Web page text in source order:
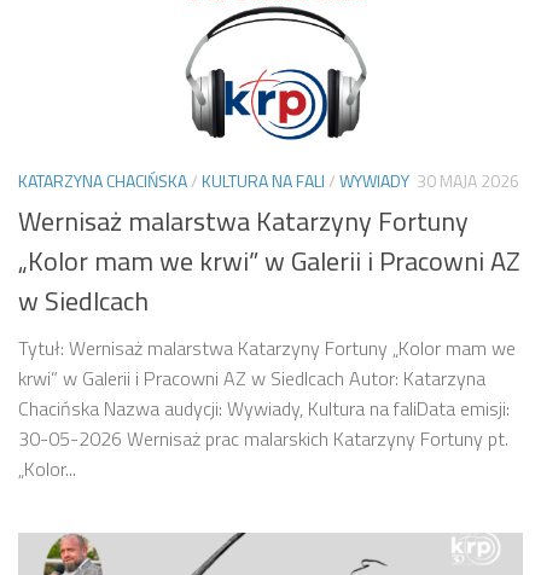
KATARZYNA CHACIŃSKA/KULTURA NA FALI/WYWIADY 30 MAJA 2026
Wernisaż malarstwa Katarzyny Fortuny
„Kolor mam we krwi” w Galerii i Pracowni AZ
w Siedlcach
Tytuł: Wernisaż malarstwa Katarzyny Fortuny „Kolor mam we
krwi” w Galerii i Pracowni AZ w Siedlcach Autor: Katarzyna
Chacińska Nazwa audycji: Wywiady, Kultura na faliData emisji:
30-05-2026 Wernisaż prac malarskich Katarzyny Fortuny pt.
„Kolor...